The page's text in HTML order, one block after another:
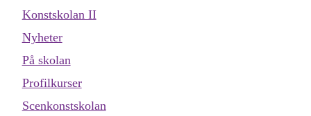
Konstskolan II
Nyheter
På skolan
Profilkurser
Scenkonstskolan